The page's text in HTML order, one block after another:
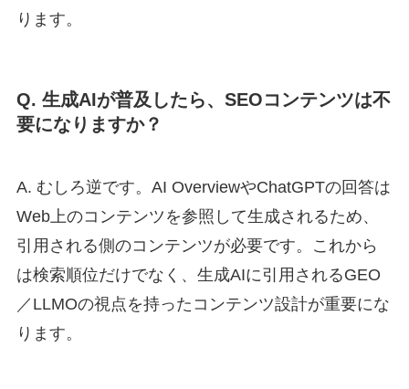
ります。
Q. 生成AIが普及したら、SEOコンテンツは不
要になりますか？
A. むしろ逆です。AI OverviewやChatGPTの回答は
Web上のコンテンツを参照して生成されるため、
引用される側のコンテンツが必要です。これから
は検索順位だけでなく、生成AIに引用されるGEO
／LLMOの視点を持ったコンテンツ設計が重要にな
ります。